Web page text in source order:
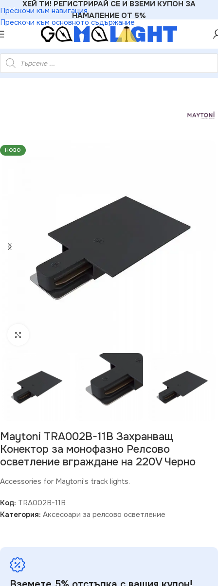
Прескочи към навигация
Прескочи към основното съдържание
ХЕЙ ТИ! РЕГИСТРИРАЙ СЕ И ВЗЕМИ КУПОН ЗА
НАМАЛЕНИЕ ОТ 5%
монофазно Релсово осветление вграждане на 220V Черно
НОВО
Maytoni TRA002B-11B Захранващ
Конектор за монофазно Релсово
осветление вграждане на 220V Черно
Accessories for Maytoni’s track lights.
Код: TRA002B-11B
Категория: Аксесоари за релсово осветление